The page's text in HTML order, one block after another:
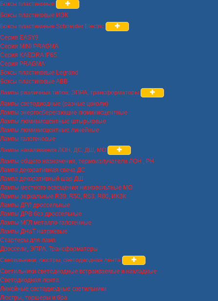
Боксы пластиковые
Боксы пластиковые ИЭК
Боксы пластиковые Schneider Electric
Серия EASY9
Серия MINI PRAGMA
Серия KAEDRA IP65
Серия PRAGMA
Боксы пластиковые Legrand
Боксы пластиковые ABB
Лампы различных типов, ЭПРА, трансформаторы
Лампы светодиодные (разные цоколи)
Лампы энергосберегающие люминисцентные
Лампы люминисцентные штырьковые
Лампы люминисцентные линейные
Лампы галогеновые
Лампы накаливания ЛОН, ДС, ДШ, МО
Лампы общего назначения, термоизлучатели ЛОН , РН
Лампа декоративная свеча ДС
Лампа декоративный шар ДШ
Лампы местного освещения низковольтные МО
Лампы зеркальные R39, R50, R63, R80, ИКЗК
Лампы ДРЛ дроссельные
Лампы ДРВ без дроссельные
Лампы МГЛ металло-галогенные
Лампы ДНаТ натриевые
Стартеры для ламп
Дроссели, ЭПРА, Трансформаторы
Светильники, люстры, светодиодная лента
Светильники светодиодные встраиваемые и накладные
Светодиодная лента
Линейные светодиодные светильники
Люстры, торшеры и бра